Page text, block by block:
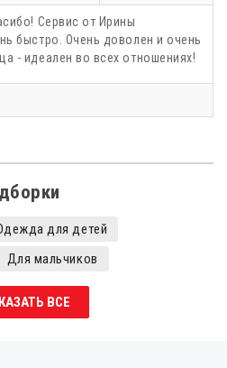
Сервис от Ирины
быстро. Очень доволен и очень
- идеален во всех отношениях!
для детей
Для мальчиков
Истоки
Косоворотки для девочек
ВСЕ